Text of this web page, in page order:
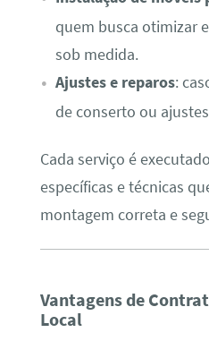
quem busca otimizar
sob medida.
Ajustes e reparos:
de conserto ou
Cada serviço é
específicas e técnicas
montagem correta e
Vantagens de
Local